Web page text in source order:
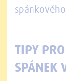
TIPY
SPÁNEK